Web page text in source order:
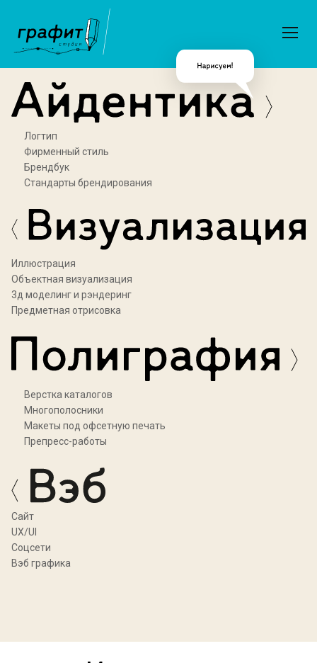
Логтип
Фирменный стиль
Брендбук
Стандарты брендирования
Иллюстрация
Объектная визуализация
3д моделинг и рэндеринг
Предметная отрисовка
Верстка каталогов
Многополосники
Макеты под офсетную печать
Препресс-работы
Cайт
UX/UI
Соцсети
Вэб графика